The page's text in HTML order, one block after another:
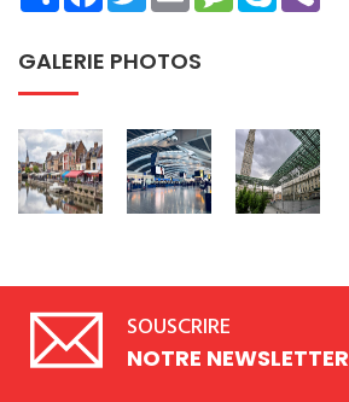
GALERIE PHOTOS
SOUSCRIRE
NOTRE NEWSLETTER